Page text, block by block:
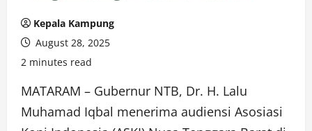
Kepala Kampung
August 28, 2025
2 minutes read
MATARAM – Gubernur NTB, Dr. H. Lalu
Muhamad Iqbal menerima audiensi Asosiasi